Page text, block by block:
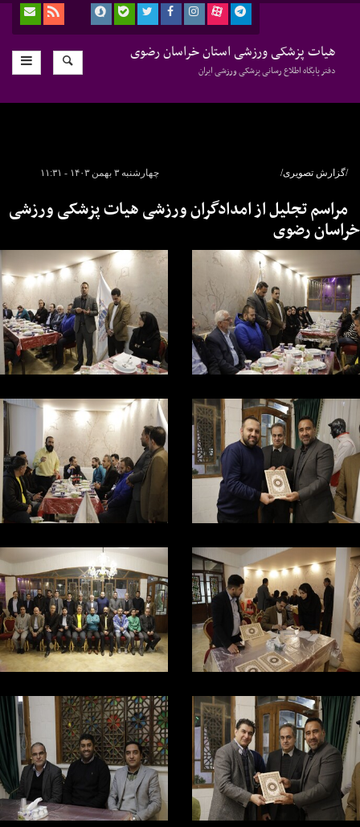
هیات پزشکی ورزشی استان خراسان رضوی
دفتر پایگاه اطلاع رسانی پزشکی ورزشی ایران
چهارشنبه ۳ بهمن ۱۴۰۳ - ۱۱:۳۱ /گزارش تصویری/
مراسم تجلیل از امدادگران ورزشی هیات پزشکی ورزشی
خراسان رضوی